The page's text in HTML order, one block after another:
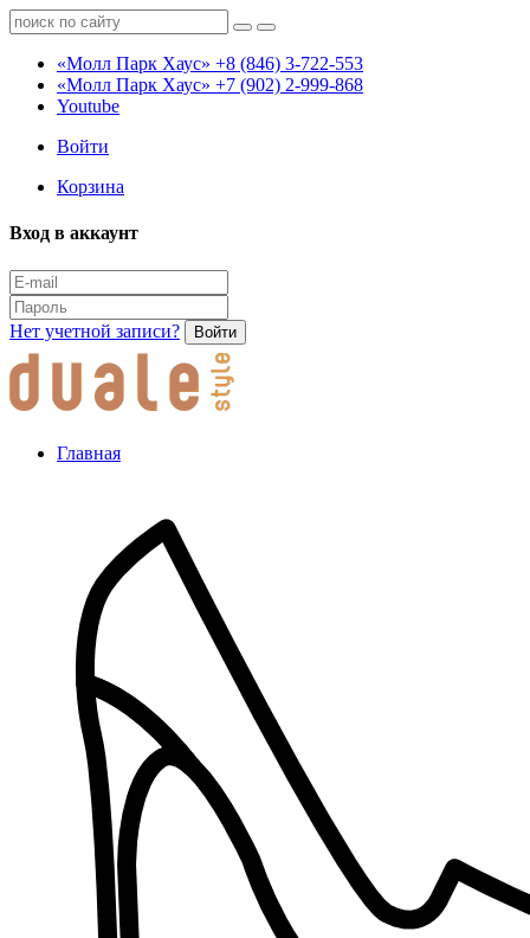
«Молл Парк Хаус» +8 (846) 3-722-553
«Молл Парк Хаус» +7 (902) 2-999-868
Youtube
Войти
Корзина
Вход в аккаунт
Нет учетной записи? Войти
Главная